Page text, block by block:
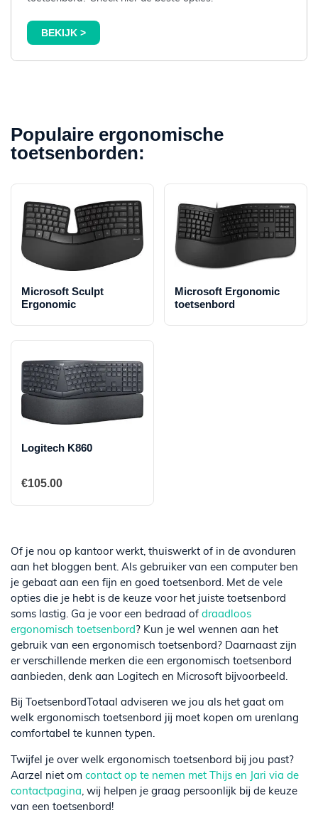
BEKIJK >
Populaire ergonomische
toetsenborden:
Microsoft Sculpt
Ergonomic
Microsoft Ergonomic
toetsenbord
Logitech K860
€105.00
Of je nou op kantoor werkt, thuiswerkt of in de avonduren
aan het bloggen bent. Als gebruiker van een computer ben
je gebaat aan een fijn en goed toetsenbord. Met de vele
opties die je hebt is de keuze voor het juiste toetsenbord
soms lastig. Ga je voor een bedraad of draadloos
ergonomisch toetsenbord ? Kun je wel wennen aan het
gebruik van een ergonomisch toetsenbord? Daarnaast zijn
er verschillende merken die een ergonomisch toetsenbord
aanbieden, denk aan Logitech en Microsoft bijvoorbeeld.
Bij ToetsenbordTotaal adviseren we jou als het gaat om
welk ergonomisch toetsenbord jij moet kopen om urenlang
comfortabel te kunnen typen.
Twijfel je over welk ergonomisch toetsenbord bij jou past?
Aarzel niet om contact op te nemen met Thijs en Jari via de
contactpagina, wij helpen je graag persoonlijk bij de keuze
van een toetsenbord!